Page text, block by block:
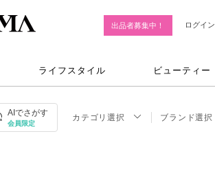
出品者募集中！ ログイン
ライフスタイル ビューティー
AIでさがす
会員限定
カテゴリ選択 ブランド選択